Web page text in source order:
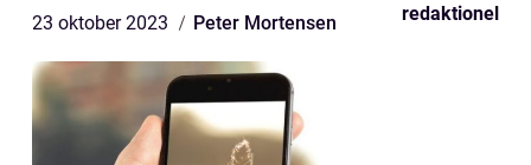
23 oktober 2023 Peter Mortensen redaktionel